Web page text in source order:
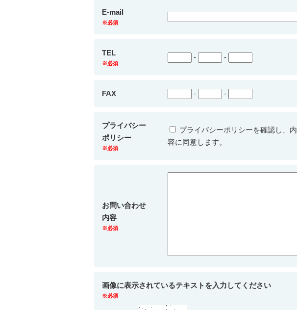
E-mail
※必須
TEL
※必須
- -
FAX - -
プライバシー
ポリシー
※必須
プライバシーポリシーを確認し、内
容に同意します。
お問い合わせ
内容
※必須
画像に表示されているテキストを入力してください
※必須